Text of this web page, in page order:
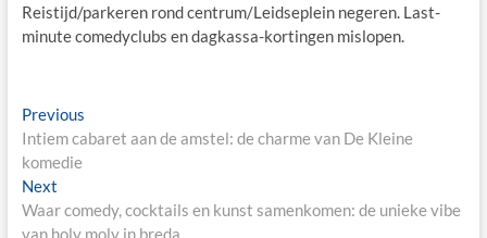
Reistijd/parkeren rond centrum/Leidseplein negeren. Last-
minute comedyclubs en dagkassa-kortingen mislopen.
Post
navigation
PreviousPrevious
post:
Intiem cabaret aan de amstel: de charme van De Kleine
komedie
NextNext
post:
Waar comedy, cocktails en kunst samenkomen: de unieke vibe
van holy moly in breda